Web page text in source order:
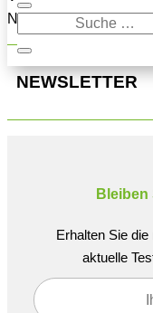
Navigation oben, um
NEWSLETTER
Bleiben
Erhalten Sie
aktuelle